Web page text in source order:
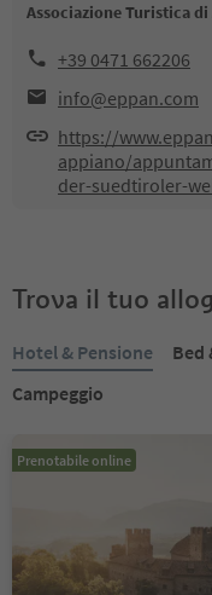
Associazione Turistica
+39 0471 662206
info@eppan.com
https://
appiano/
der-suedtiroler-
Trova il tuo
Hotel & Pensione Bed
Campeggio
Prenotabile online